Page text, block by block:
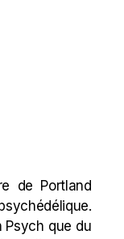
de Portland
Psych que du